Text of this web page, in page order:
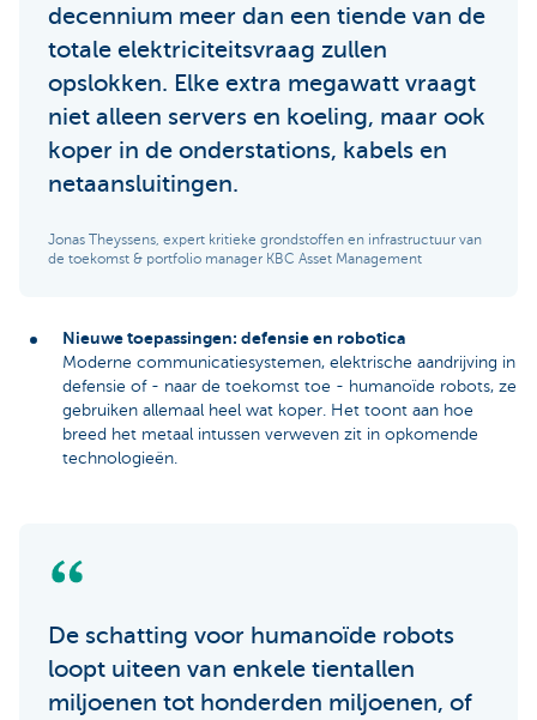
decennium meer dan een tiende van de
totale elektriciteitsvraag zullen
opslokken. Elke extra megawatt vraagt
niet alleen servers en koeling, maar ook
koper in de onderstations, kabels en
netaansluitingen.
Jonas Theyssens, expert kritieke grondstoffen en infrastructuur van
de toekomst & portfolio manager KBC Asset Management
Nieuwe toepassingen: defensie en robotica
Moderne communicatiesystemen, elektrische aandrijving in
defensie of - naar de toekomst toe - humanoïde robots, ze
gebruiken allemaal heel wat koper. Het toont aan hoe
breed het metaal intussen verweven zit in opkomende
technologieën.
De schatting voor humanoïde robots
loopt uiteen van enkele tientallen
miljoenen tot honderden miljoenen, of